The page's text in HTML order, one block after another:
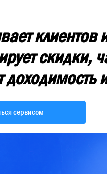
клиентов
скидки,
доходимость
сервисом